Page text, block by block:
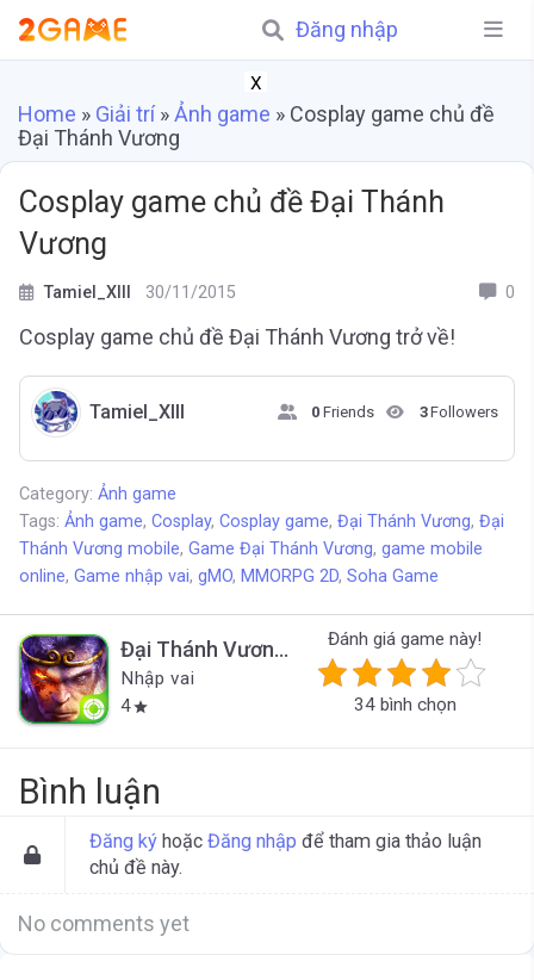
Đăng nhập
X
Home » Giải trí»Ảnh game » Cosplay game chủ đề
Đại Thánh Vương
Cosplay game chủ đề Đại Thánh
Vương
Tamiel_XIII 30/11/2015 0
Cosplay game chủ đề Đại Thánh Vương trở về!
Tamiel_XIII 0 Friends 3Followers
Category: Ảnh game
Tags: Ảnh game, Cosplay, Cosplay game, Đại Thánh Vương, Đại
Thánh Vương mobile, Game Đại Thánh Vương, game mobile
online, Game nhập vai, gMO, MMORPG 2D, Soha Game
Đại Thánh Vương *Đã đóng cửa*
Nhập vai
4star
Đánh giá game này!
34 bình chọn
Bình luận
Đăng ký hoặc Đăng nhập để tham gia thảo luận
chủ đề này.
No comments yet